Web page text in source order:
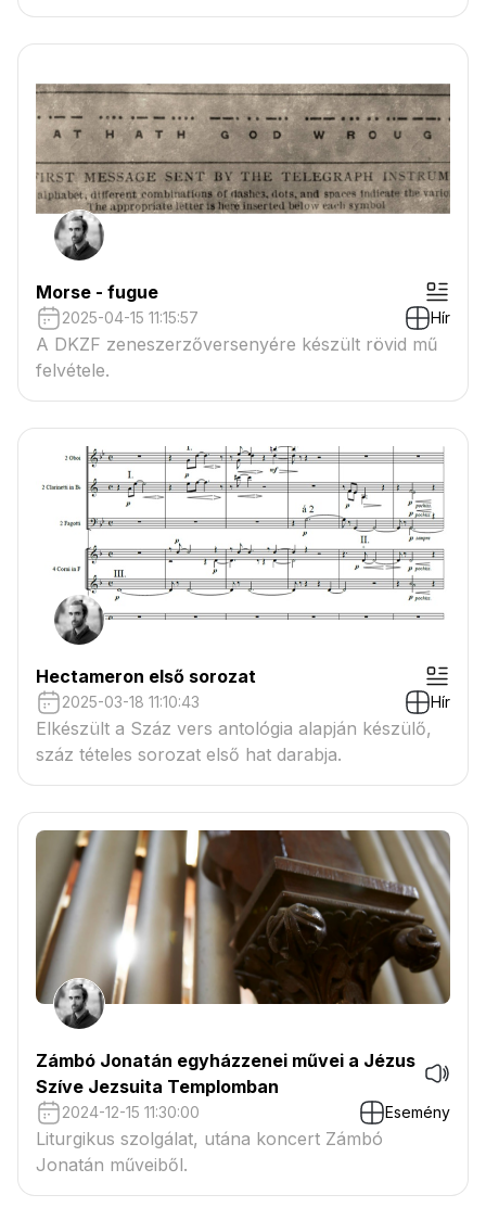
Morse - fugue
2025-04-15 11:15:57 Hír
A DKZF zeneszerzőversenyére készült rövid mű
felvétele.
Hectameron első sorozat
2025-03-18 11:10:43 Hír
Elkészült a Száz vers antológia alapján készülő,
száz tételes sorozat első hat darabja.
Zámbó Jonatán egyházzenei művei a Jézus
Szíve Jezsuita Templomban
2024-12-15 11:30:00 Esemény
Liturgikus szolgálat, utána koncert Zámbó
Jonatán műveiből.